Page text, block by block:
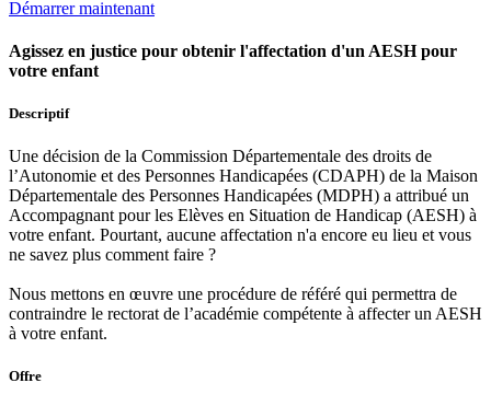
Démarrer maintenant
Agissez en justice pour obtenir l'affectation d'un AESH pour
votre enfant
Descriptif
Une décision de la Commission Départementale des droits de
l’Autonomie et des Personnes Handicapées (CDAPH) de la Maison
Départementale des Personnes Handicapées (MDPH) a attribué un
Accompagnant pour les Elèves en Situation de Handicap (AESH) à
votre enfant. Pourtant, aucune affectation n'a encore eu lieu et vous
ne savez plus comment faire ?
Nous mettons en œuvre une procédure de référé qui permettra de
contraindre le rectorat de l’académie compétente à affecter un AESH
à votre enfant.
Offre